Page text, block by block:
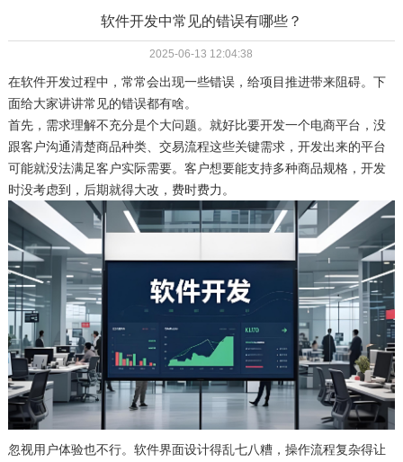
新闻动态
关于我们
软件开发中常见的错误有哪些？
2025-06-13 12:04:38
在软件开发过程中，常常会出现一些错误，给项目推进带来阻碍。下
面给大家讲讲常见的错误都有啥。​
首先，需求理解不充分是个大问题。就好比要开发一个电商平台，没
跟客户沟通清楚商品种类、交易流程这些关键需求，开发出来的平台
可能就没法满足客户实际需要。客户想要能支持多种商品规格，开发
时没考虑到，后期就得大改，费时费力。​
忽视用户体验也不行。软件界面设计得乱七八糟，操作流程复杂得让